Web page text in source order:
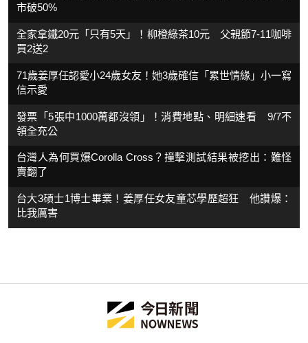
市破50%
全家拿鐵20元「只有5天」！柳橙綠茶10元 父親節7-11咖啡
買2送2
71歲姜厚任認愛小24歲女友！她3歲確信「累世情緣」小一寫
信示愛
發票「5張中1000萬都沒領」！消費地點、明細速看 9/7不
領全充公
台灣人為何買爆Corolla Cross？撞擊測試結果被挖出：難怪
賣翻了
台大3碩士1博士畢業！姜厚任女友童芯學歷超狂 他讚爆：
比我厲害